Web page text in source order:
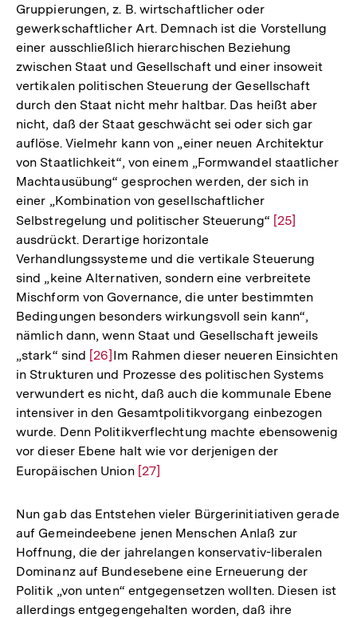
Fußnote
Gruppierungen, z. B. wirtschaftlicher oder
gewerkschaftlicher Art. Demnach ist die Vorstellung
einer ausschließlich hierarchischen Beziehung
zwischen Staat und Gesellschaft und einer insoweit
vertikalen politischen Steuerung der Gesellschaft
durch den Staat nicht mehr haltbar. Das heißt aber
nicht, daß der Staat geschwächt sei oder sich gar
auflöse. Vielmehr kann von „einer neuen Architektur
von Staatlichkeit“, von einem „Formwandel staatlicher
Machtausübung“ gesprochen werden, der sich in
einer „Kombination von gesellschaftlicher
Selbstregelung und politischer Steuerung“ Zur
der
Fußnote
[25]
ausdrückt. Derartige horizontale
Verhandlungssysteme und die vertikale Steuerung
sind „keine Alternativen, sondern eine verbreitete
Mischform von Governance, die unter bestimmten
Bedingungen besonders wirkungsvoll sein kann“,
nämlich dann, wenn Staat und Gesellschaft jeweils
„stark“ sind Zur
Auflösung
der
Fußnote
[26] Im Rahmen dieser neueren Einsichten
in Strukturen und Prozesse des politischen Systems
verwundert es nicht, daß auch die kommunale Ebene
intensiver in den Gesamtpolitikvorgang einbezogen
wurde. Denn Politikverflechtung machte ebensowenig
vor dieser Ebene halt wie vor derjenigen der
Europäischen Union Zur
der
Fußnote
[27]
Nun gab das Entstehen vieler Bürgerinitiativen gerade
auf Gemeindeebene jenen Menschen Anlaß zur
Hoffnung, die der jahrelangen konservativ-liberalen
Dominanz auf Bundesebene eine Erneuerung der
Politik „von unten“ entgegensetzen wollten. Diesen ist
allerdings entgegengehalten worden, daß ihre